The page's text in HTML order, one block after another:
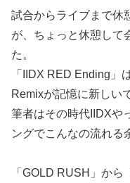
試合からライブまで休
が、ちょっと休憩して
た。
「IIDX RED Ending」
Remixが記憶に新しい
筆者はその時代IIDXや
ングでこんなの流れる
「GOLD RUSH」か